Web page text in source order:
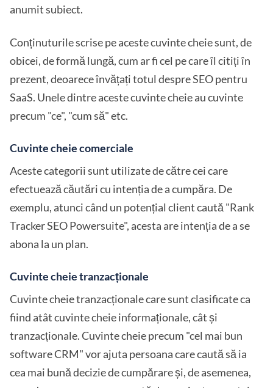
anumit subiect.
Conținuturile scrise pe aceste cuvinte cheie sunt, de
obicei, de formă lungă, cum ar fi cel pe care îl citiți în
prezent, deoarece învățați totul despre SEO pentru
SaaS. Unele dintre aceste cuvinte cheie au cuvinte
precum "ce", "cum să" etc.
Cuvinte cheie comerciale
Aceste categorii sunt utilizate de către cei care
efectuează căutări cu intenția de a cumpăra. De
exemplu, atunci când un potențial client caută "Rank
Tracker SEO Powersuite", acesta are intenția de a se
abona la un plan.
Cuvinte cheie tranzacționale
Cuvinte cheie tranzacționale care sunt clasificate ca
fiind atât cuvinte cheie informaționale, cât și
tranzacționale. Cuvinte cheie precum "cel mai bun
software CRM" vor ajuta persoana care caută să ia
cea mai bună decizie de cumpărare și, de asemenea,